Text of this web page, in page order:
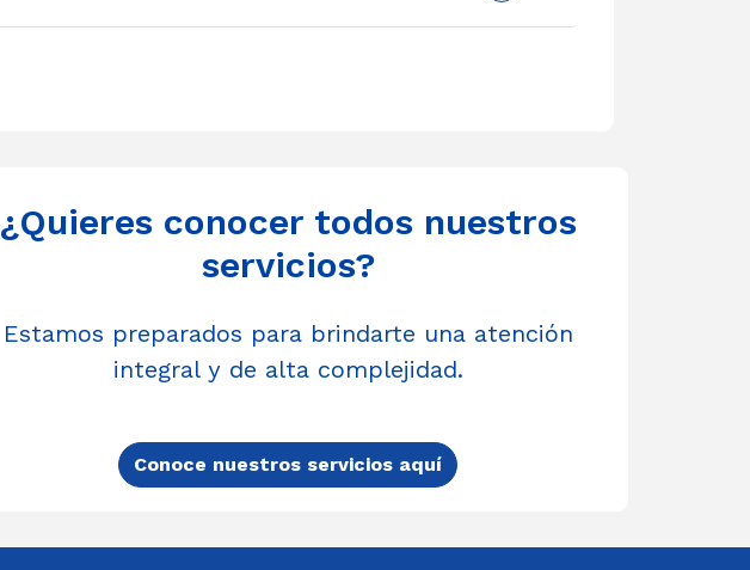
¿Quieres conocer todos nuestros
servicios?
Estamos preparados para brindarte una atención
integral y de alta complejidad.
Conoce nuestros servicios aquí